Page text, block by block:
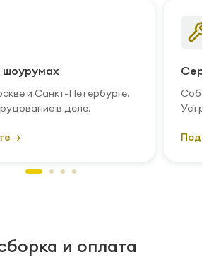
шоурумах
и Санкт-Петербурге.
в деле.
→
и оплата